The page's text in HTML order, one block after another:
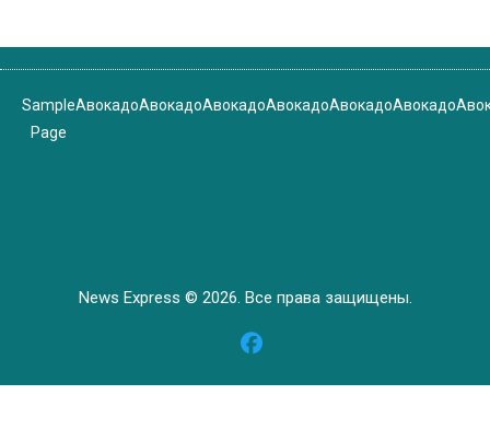
Sample
Page
АвокадоАвокадоАвокадоАвокадоАвокадоАвокадо
News Express © 2026. Все права защищены.